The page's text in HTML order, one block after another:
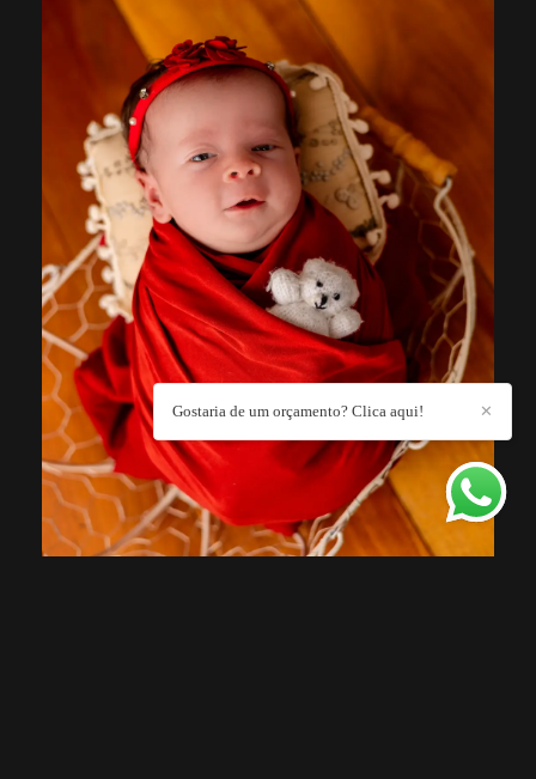
✕
Gostaria de um orçamento? Clica aqui!